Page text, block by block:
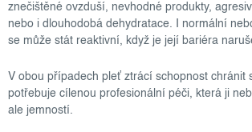
znečištěné ovzduší, nevhodné produkty,
nebo i dlouhodobá dehydratace. I normální
se může stát reaktivní, když je její bariéra
V obou případech pleť ztrácí schopnost chránit
potřebuje cílenou profesionální péči, která ji
ale jemností.